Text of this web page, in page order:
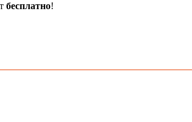
бесплатно!